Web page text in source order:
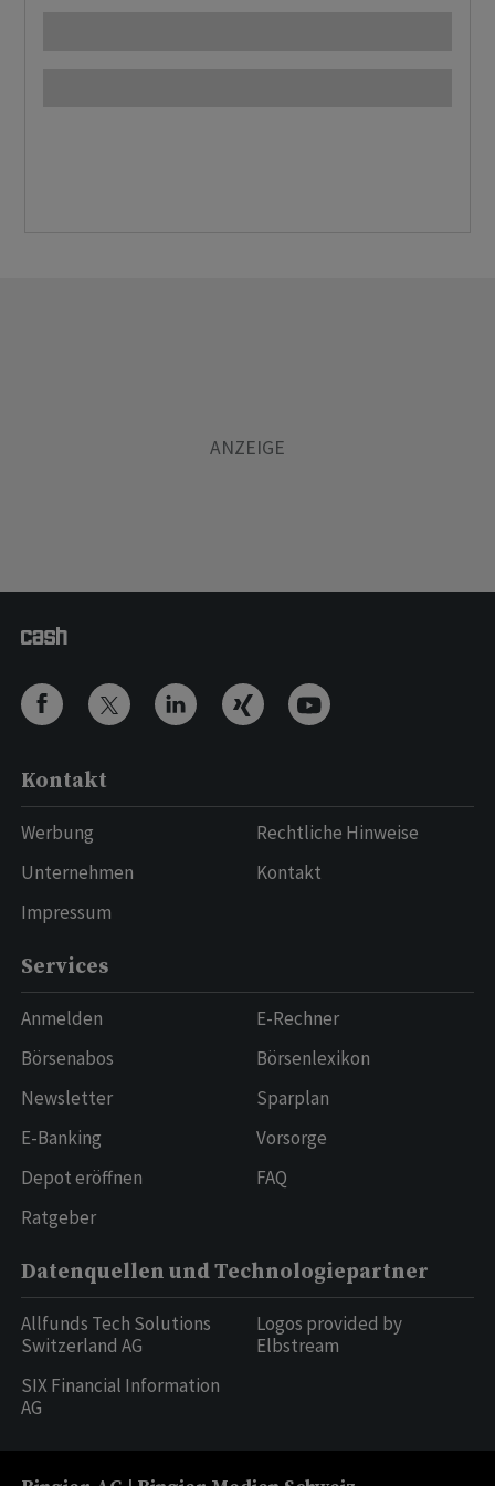
Kontakt
Werbung
Unternehmen
Impressum
Rechtliche Hinweise
Kontakt
Services
Anmelden
Börsenabos
Newsletter
E-Banking
Depot eröffnen
Ratgeber
E-Rechner
Börsenlexikon
Sparplan
Vorsorge
FAQ
Datenquellen und Technologiepartner
Allfunds Tech Solutions
Switzerland AG
SIX Financial Information
AG
Logos provided by
Elbstream